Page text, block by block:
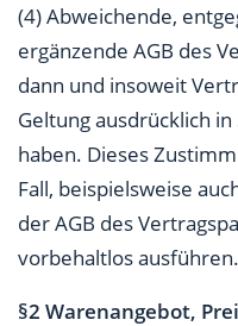
(4) Abweichende,
ergänzende AGB des
dann und insoweit
Geltung ausdrücklich
haben. Dieses
Fall, beispielsweise
der AGB des
vorbehaltlos ausführen.
§2 Warenangebot,